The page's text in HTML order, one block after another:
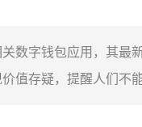
数字钱包应用，其
值存疑，提醒人们不